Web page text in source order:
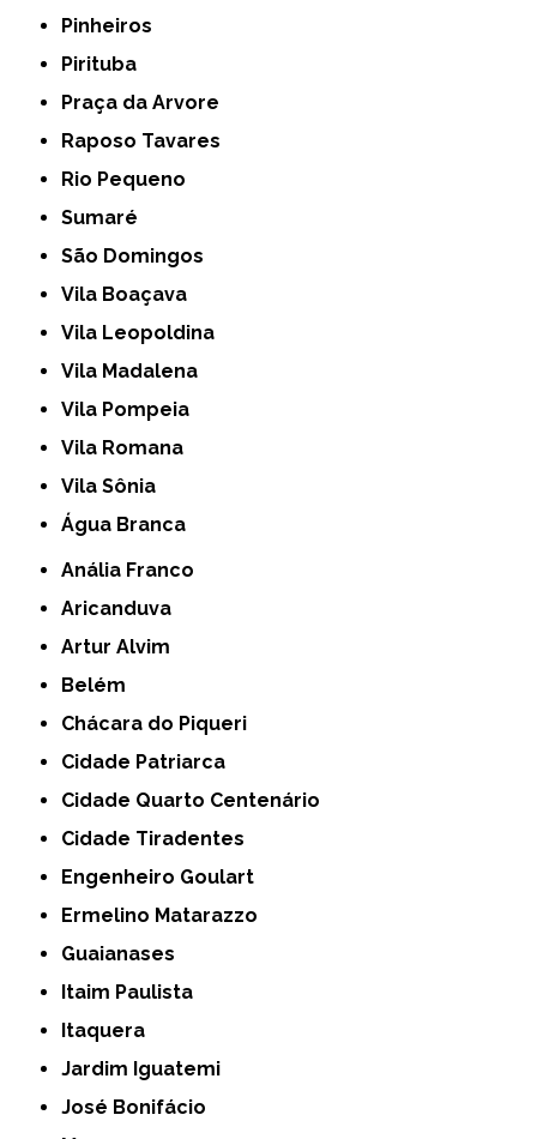
Pinheiros
Pirituba
Praça da Arvore
Raposo Tavares
Rio Pequeno
Sumaré
São Domingos
Vila Boaçava
Vila Leopoldina
Vila Madalena
Vila Pompeia
Vila Romana
Vila Sônia
Água Branca
Anália Franco
Aricanduva
Artur Alvim
Belém
Chácara do Piqueri
Cidade Patriarca
Cidade Quarto Centenário
Cidade Tiradentes
Engenheiro Goulart
Ermelino Matarazzo
Guaianases
Itaim Paulista
Itaquera
Jardim Iguatemi
José Bonifácio